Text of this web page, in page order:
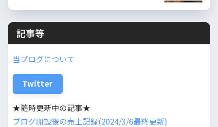
記事等
当ブログについて
Twitter
★随時更新中の記事★
ブログ開設後の売上記録(2024/3/6最終更新)